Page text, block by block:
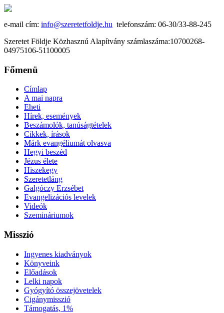
e-mail cím: info@szeretetfoldje.hu telefonszám: 06-30/33-88-245
Szeretet Földje Közhasznú Alapítvány számlaszáma:10700268-
04975106-51100005
Főmenü
Címlap
A mai napra
Eheti
Hírek, események
Beszámolók, tanúságtételek
Cikkek, írások
Márk evangéliumát olvasva
Hegyi beszéd
Jézus élete
Hiszekegy
Szeretetláng
Galgóczy Erzsébet
Evangelizációs levelek
Videók
Szemináriumok
Misszió
Ingyenes kiadványok
Könyveink
Előadások
Lelki napok
Gyógyító összejövetelek
Cigánymisszió
Támogatás, 1%